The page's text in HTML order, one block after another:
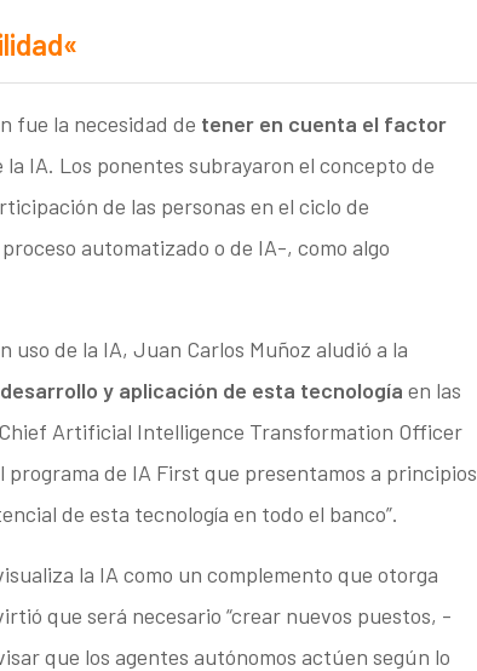
«
fue la necesidad de tener en cuenta el factor
IA. Los ponentes subrayaron el concepto de
de las personas en el ciclo de
automatizado o de IA-, como algo
de la IA, Juan Carlos Muñoz aludió a la
y aplicación de esta tecnología en las
Artificial Intelligence Transformation Officer
programa de IA First que presentamos a principios
de esta tecnología en todo el banco”.
la IA como un complemento que otorga
que será necesario “crear nuevos puestos, -
que los agentes autónomos actúen según lo